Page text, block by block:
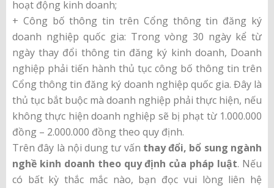
hoạt động kinh doanh;
+ Công bố thông tin trên Cổng thông tin đăng ký
doanh nghiệp quốc gia: Trong vòng 30 ngày kể từ
ngày thay đổi thông tin đăng ký kinh doanh, Doanh
nghiệp phải tiến hành thủ tục công bố thông tin trên
Cổng thông tin đăng ký doanh nghiệp quốc gia. Đây là
thủ tục bắt buộc mà doanh nghiệp phải thực hiện, nếu
không thực hiện doanh nghiệp sẽ bị phạt từ 1.000.000
đồng – 2.000.000 đồng theo quy định.
Trên đây là nội dung tư vấn thay đổi, bổ sung ngành
nghề kinh doanh theo quy định của pháp luật. Nếu
có bất kỳ thắc mắc nào, bạn đọc vui lòng liên hệ